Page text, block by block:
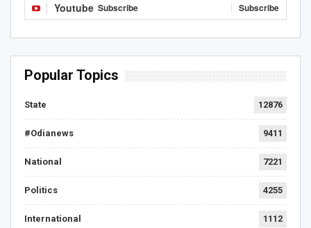
Youtube Subscribe Subscribe
Popular Topics
State 12876
#Odianews 9411
National 7221
Politics 4255
International 1112